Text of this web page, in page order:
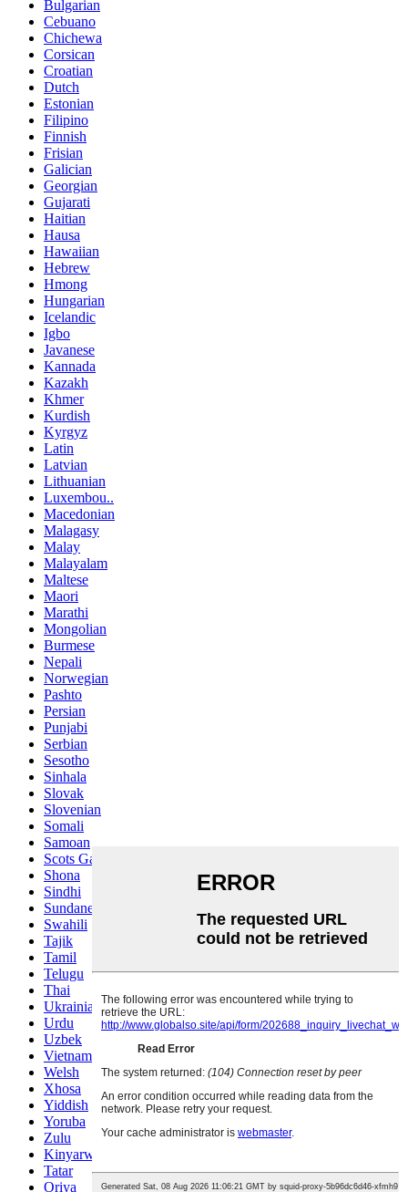
Bulgarian
Cebuano
Chichewa
Corsican
Croatian
Dutch
Estonian
Filipino
Finnish
Frisian
Galician
Georgian
Gujarati
Haitian
Hausa
Hawaiian
Hebrew
Hmong
Hungarian
Icelandic
Igbo
Javanese
Kannada
Kazakh
Khmer
Kurdish
Kyrgyz
Latin
Latvian
Lithuanian
Luxembou..
Macedonian
Malagasy
Malay
Malayalam
Maltese
Maori
Marathi
Mongolian
Burmese
Nepali
Norwegian
Pashto
Persian
Punjabi
Serbian
Sesotho
Sinhala
Slovak
Slovenian
Somali
Samoan
Scots Gaelic
Shona
Sindhi
Sundanese
Swahili
Tajik
Tamil
Telugu
Thai
Ukrainian
Urdu
Uzbek
Vietnamese
Welsh
Xhosa
Yiddish
Yoruba
Zulu
Kinyarwanda
Tatar
Oriya